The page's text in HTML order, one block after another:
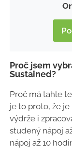
Proč jsem
Sustained?
Proč má tahle
je to proto, že
výdrže i
studený nápoj
nápoj až 10